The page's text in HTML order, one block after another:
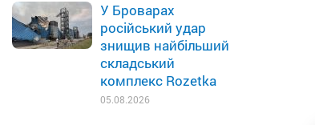
У Броварах
російський удар
знищив найбільший
складський
комплекс Rozetka
05.08.2026